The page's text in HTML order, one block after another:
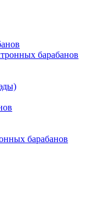
барабанов
барабанов